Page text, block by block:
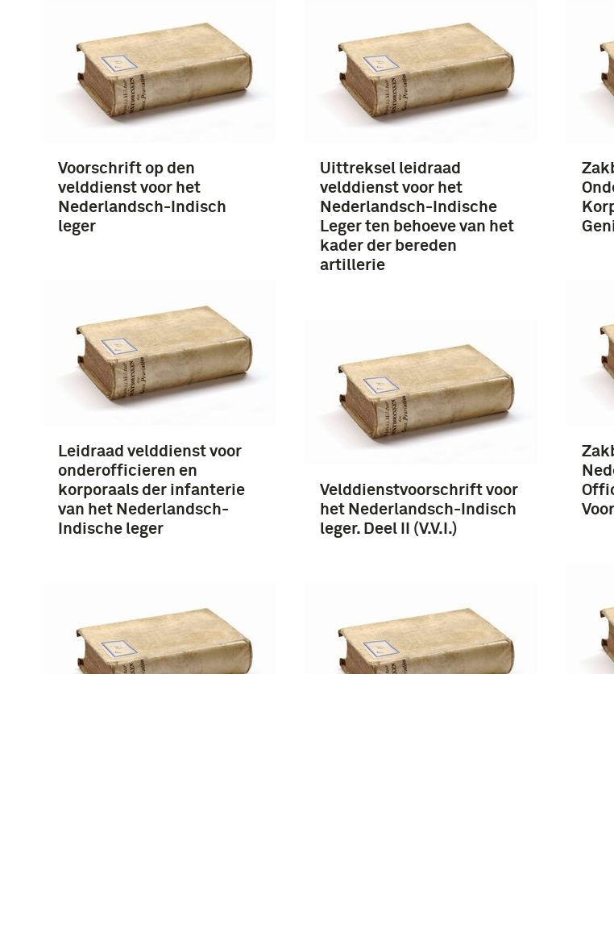
Voorschrift op den
velddienst voor het
Nederlandsch-Indisch
leger
Leidraad velddienst voor
onderofficieren en
korporaals der infanterie
van het Nederlandsch-
Indische leger
Uittreksel leidraad
velddienst voor het
Nederlandsch-Indische
Leger ten behoeve van het
kader der bereden
artillerie
Velddienstvoorschrift voor
het Nederlandsch-Indisch
leger. Deel II (V.V.I.)